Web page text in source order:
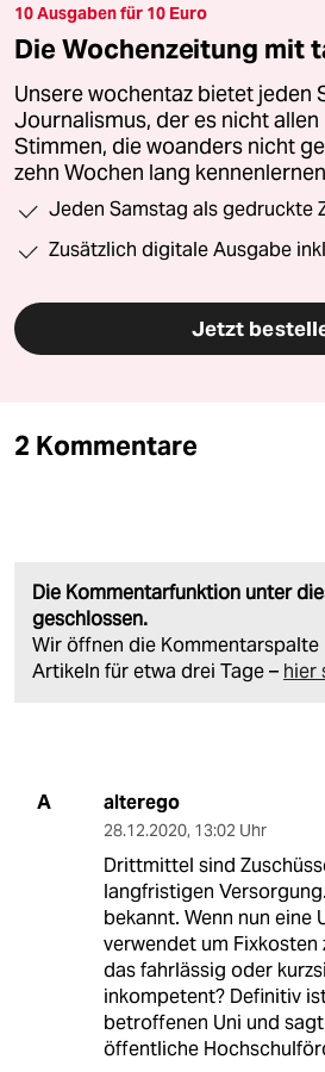
10 Ausgaben für 10 Euro
Die Wochenzeitung mit
Unsere wochentaz bietet jeden
Journalismus, der es nicht
Stimmen, die woanders nicht
zehn Wochen lang
Jeden Samstag als gedruckte
Zusätzlich digitale Ausgabe
Jetzt
2 Kommentare
Die Kommentarfunktion unter
geschlossen.
Wir öffnen die Kommentarspalte
Artikeln für etwa drei Tage – hier
A alterego
28.12.2020, 13:02 Uhr
Drittmittel sind
langfristigen
bekannt. Wenn nun eine
verwendet um Fixkosten
das fahrlässig oder
inkompetent? Definitiv
betroffenen Uni und
öffentliche